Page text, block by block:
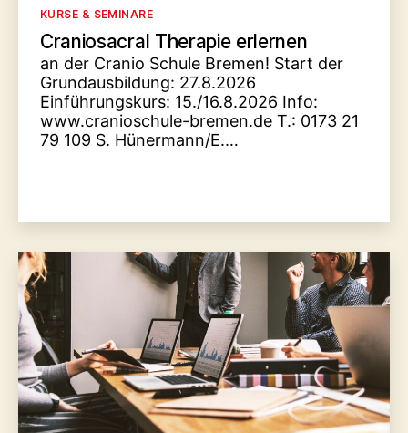
Kategorien
KURSE & SEMINARE
Craniosacral Therapie erlernen
an der Cranio Schule Bremen! Start der
Grundausbildung: 27.8.2026
Einführungskurs: 15./16.8.2026 Info:
www.cranioschule-bremen.de T.: 0173 21
79 109 S. Hünermann/E.…